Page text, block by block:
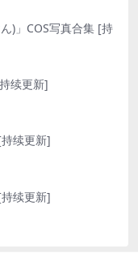
)」COS写真合集 [持
续更新]
持续更新]
持续更新]